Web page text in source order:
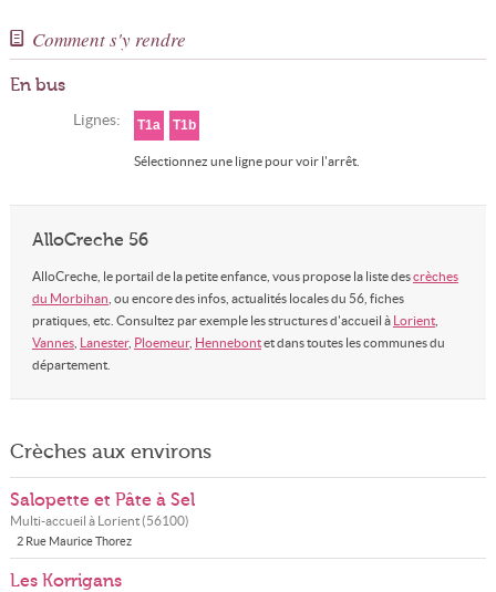
Comment s'y rendre
En bus
Lignes: T1a T1b
Sélectionnez une ligne pour voir l'arrêt.
AlloCreche 56
AlloCreche, le portail de la petite enfance, vous propose la liste descrèches
du Morbihan , ou encore des infos, actualités locales du 56, fiches
pratiques, etc. Consultez par exemple les structures d'accueil à Lorient,
Vannes, Lanester, Ploemeur, Hennebontet dans toutes les communes du
département.
Crèches aux environs
Salopette et Pâte à Sel
Multi-accueil à Lorient(56100)
2 Rue Maurice Thorez
Les Korrigans